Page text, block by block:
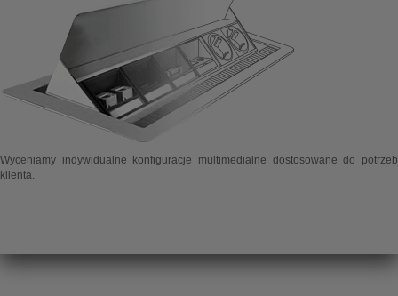
Wyceniamy indywidualne konfiguracje multimedialne dostosowane do potrzeb
klienta.